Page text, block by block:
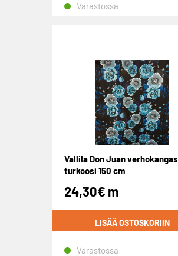
Varastossa
Vallila Don Juan verhokangas
turkoosi 150 cm
24,30€ m
LISÄÄ OSTOSKORIIN
Varastossa